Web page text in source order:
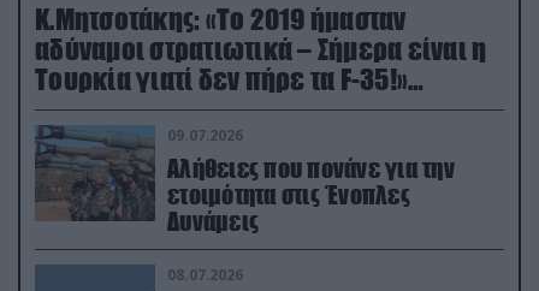
Κ.Μητσοτάκης: «Το 2019 ήμασταν
αδύναμοι στρατιωτικά – Σήμερα είναι η
Τουρκία γιατί δεν πήρε τα F-35!»
(βίντεο)
09.07.2026
Αλήθειες που πονάνε για την
ετοιμότητα στις Ένοπλες
Δυνάμεις
08.07.2026